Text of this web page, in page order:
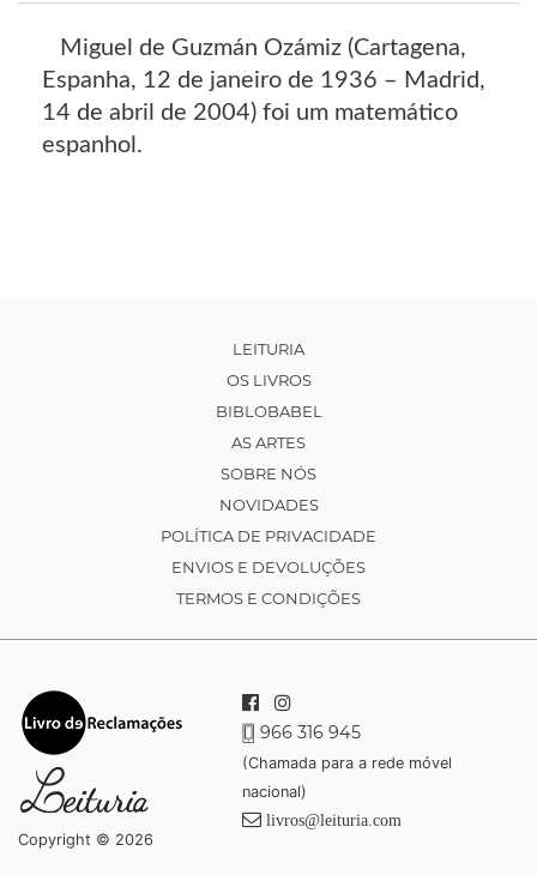
Miguel de Guzmán Ozámiz (Cartagena,
Espanha, 12 de janeiro de 1936 – Madrid,
14 de abril de 2004) foi um matemático
espanhol.
LEITURIA
OS LIVROS
BIBLOBABEL
AS ARTES
SOBRE NÓS
NOVIDADES
POLÍTICA DE PRIVACIDADE
ENVIOS E DEVOLUÇÕES
TERMOS E CONDIÇÕES
Copyright © 2026
966 316 945
(Chamada para a rede móvel
nacional)
livros@leituria.com